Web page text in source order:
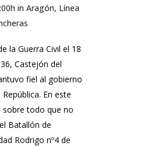
in Aragón, Línea
la Guerra Civil el 18
Castejón del
fiel al gobierno
En este
sobre todo que no
Batallón de
Rodrigo nº4 de